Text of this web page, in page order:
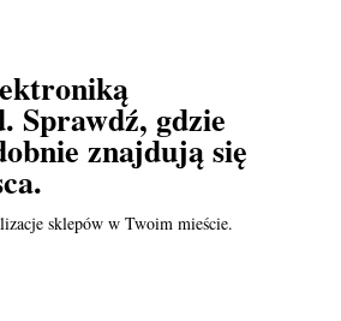
Sprawdź, gdzie
znajdują się
sklepów w Twoim mieście.